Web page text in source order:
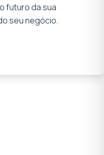
futuro da sua
seu negócio.